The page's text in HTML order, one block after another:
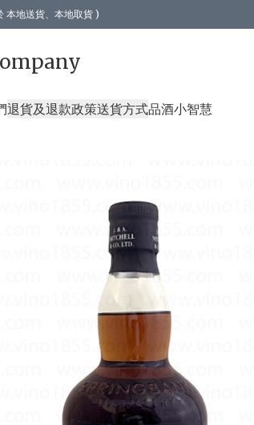
本地送貨、本地取貨 )
退貨及退款政策送貨方式品酒小智慧